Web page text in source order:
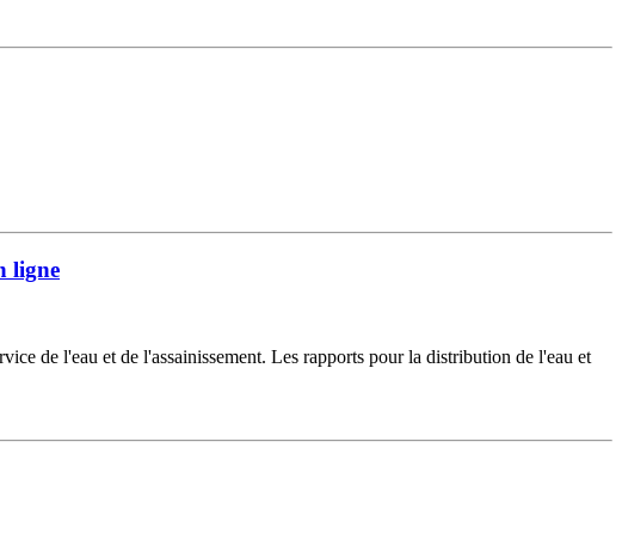
ligne
de l'eau et de l'assainissement. Les rapports pour la distribution de l'eau et